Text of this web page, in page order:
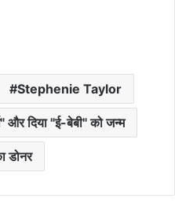
Stephenie Taylor
और दिया "ई-बेबी" को जन्म
डोनर